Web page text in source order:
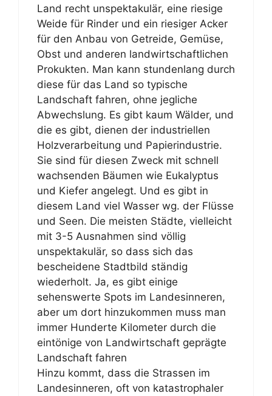
Land recht unspektakulär, eine riesige
Weide für Rinder und ein riesiger Acker
für den Anbau von Getreide, Gemüse,
Obst und anderen landwirtschaftlichen
Prokukten. Man kann stundenlang durch
diese für das Land so typische
Landschaft fahren, ohne jegliche
Abwechslung. Es gibt kaum Wälder, und
die es gibt, dienen der industriellen
Holzverarbeitung und Papierindustrie.
Sie sind für diesen Zweck mit schnell
wachsenden Bäumen wie Eukalyptus
und Kiefer angelegt. Und es gibt in
diesem Land viel Wasser wg. der Flüsse
und Seen. Die meisten Städte, vielleicht
mit 3-5 Ausnahmen sind völlig
unspektakulär, so dass sich das
bescheidene Stadtbild ständig
wiederholt. Ja, es gibt einige
sehenswerte Spots im Landesinneren,
aber um dort hinzukommen muss man
immer Hunderte Kilometer durch die
eintönige von Landwirtschaft geprägte
Landschaft fahren
Hinzu kommt, dass die Strassen im
Landesinneren, oft von katastrophaler